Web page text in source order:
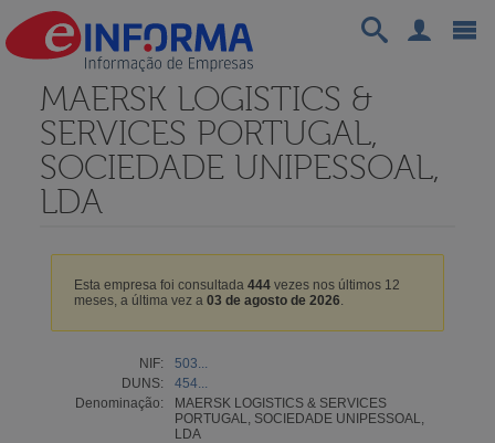
MAERSK LOGISTICS &
SERVICES PORTUGAL,
SOCIEDADE UNIPESSOAL,
LDA
Esta empresa foi consultada 444vezes nos últimos 12
meses, a última vez a 03 de agosto de 2026.
NIF:
503...
DUNS:
454...
Denominação:
MAERSK LOGISTICS & SERVICES
PORTUGAL, SOCIEDADE UNIPESSOAL,
LDA